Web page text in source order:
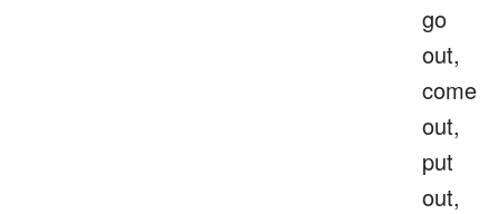
go
out,
come
out,
put
out,